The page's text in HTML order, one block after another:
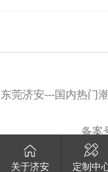
东莞济安---国内热
备案
关于济安 定制中